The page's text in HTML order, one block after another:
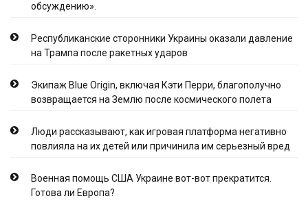
обсуждению».
Республиканские сторонники Украины оказали давление
на Трампа после ракетных ударов
Экипаж Blue Origin, включая Кэти Перри, благополучно
возвращается на Землю после космического полета
Люди рассказывают, как игровая платформа негативно
повлияла на их детей или причинила им серьезный вред
Военная помощь США Украине вот-вот прекратится.
Готова ли Европа?